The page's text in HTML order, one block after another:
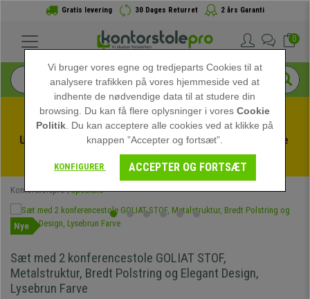
Gratis levering 30 Dages Returret 2 års Garanti
0
Udnyt sommerudsalget hos kontorstolepro! Eksklusive
rabatter i en begrænset periode - Se tilbuddet
Kontorstolepro Specielle
Nye
Sæt med 2 konferencestole GOLIAT STOF,
Metalstruktur, Bredt Polstring og Elegant Design,
Lysebrun Farve
Vi bruger vores egne og tredjeparts Cookies til at
analysere trafikken på vores hjemmeside ved at
indhente de nødvendige data til at studere din
browsing. Du kan få flere oplysninger i voresCookie
Politik . Du kan acceptere alle cookies ved at klikke på
knappen ”Accepter og fortsæt”.
KONFIGURER ACCEPTER OG FORTSÆT